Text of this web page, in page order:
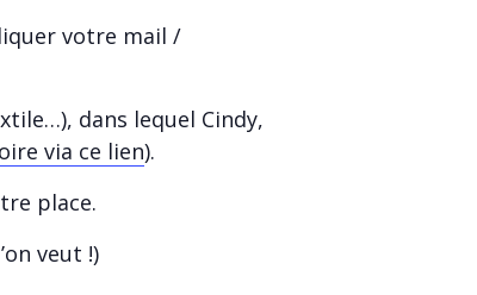
votre mail /
dans lequel Cindy,
via ce lien).
place.
veut !)